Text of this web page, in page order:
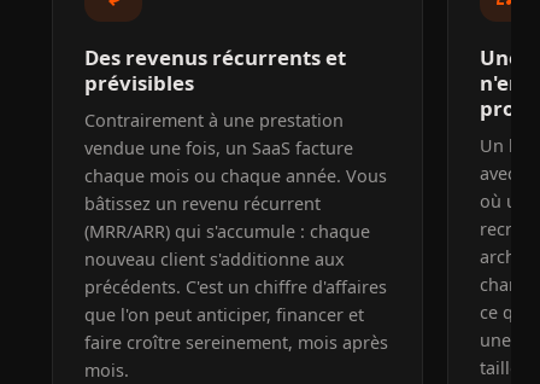
Des revenus récurrents et
prévisibles
Contrairement à une prestation
vendue une fois, un SaaS facture
chaque mois ou chaque année. Vous
bâtissez un revenu récurrent
(MRR/ARR) qui s'accumule : chaque
nouveau client s'additionne aux
précédents. C'est un chiffre d'affaires
que l'on peut anticiper, financer et
faire croître sereinement, mois après
mois.
Une
Un
avec
où
ce qui
une
taille.